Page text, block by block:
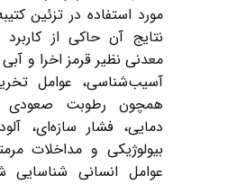
مورد استفاده در تزئین
نتایج آن حاکی از کاربرد
معدنی نظیر قرمز اخرا و آبی
آسیب‌شناسی، عوامل
همچون رطوبت صعودی و
دمایی، فشار سازه‌ای،
بیولوژیکی و مداخلات
عوامل انسانی شناسایی